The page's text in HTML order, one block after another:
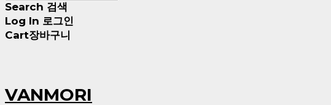
Search 검색
Log In 로그인
Cart장바구니
VANMORI